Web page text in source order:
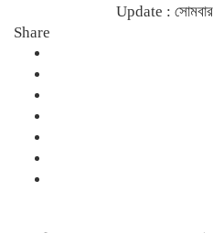
Update :
Share